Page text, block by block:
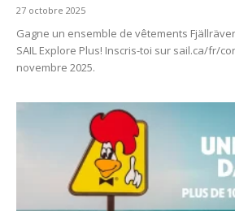
27 octobre 2025
Gagne un ensemble de vêtements
SAIL Explore Plus! Inscris-toi sur sail.ca/fr/
novembre 2025.